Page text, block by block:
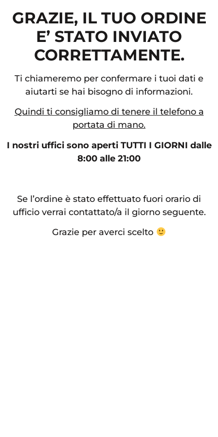
GRAZIE, IL TUO ORDINE
E’ STATO INVIATO
CORRETTAMENTE.
Ti chiameremo per confermare i tuoi dati e
aiutarti se hai bisogno di informazioni.
Quindi ti consigliamo di tenere il telefono a
portata di mano.
I nostri uffici sono aperti TUTTI I GIORNI dalle
8:00 alle 21:00
Se l’ordine è stato effettuato fuori orario di
ufficio verrai contattato/a il giorno seguente.
Grazie per averci scelto